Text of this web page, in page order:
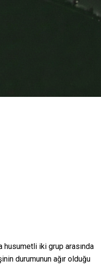
husumetli iki grup arasında
durumunun ağır olduğu